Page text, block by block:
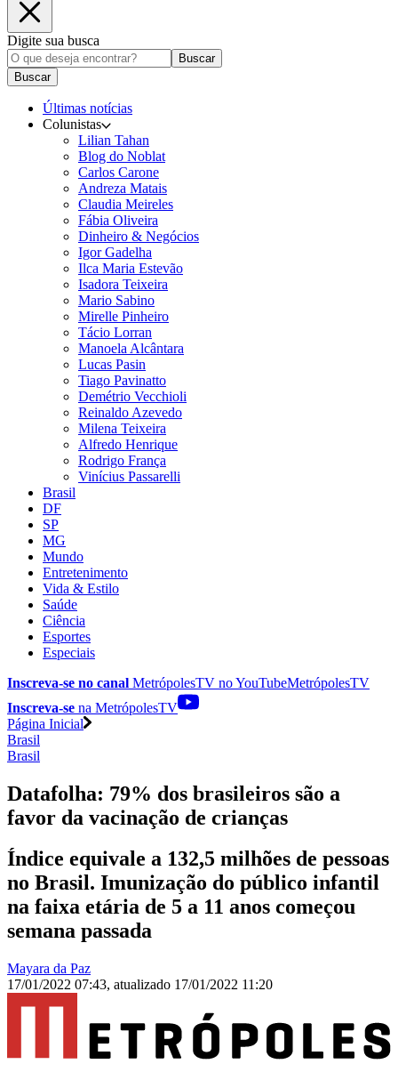
Digite sua busca
Buscar
Buscar
Últimas notícias
Colunistas
Lilian Tahan
Blog do Noblat
Carlos Carone
Andreza Matais
Claudia Meireles
Fábia Oliveira
Dinheiro & Negócios
Igor Gadelha
Ilca Maria Estevão
Isadora Teixeira
Mario Sabino
Mirelle Pinheiro
Tácio Lorran
Manoela Alcântara
Lucas Pasin
Tiago Pavinatto
Demétrio Vecchioli
Reinaldo Azevedo
Milena Teixeira
Alfredo Henrique
Rodrigo França
Vinícius Passarelli
Brasil
DF
SP
MG
Mundo
Entretenimento
Vida & Estilo
Saúde
Ciência
Esportes
Especiais
Inscreva-se no canal MetrópolesTV noYouTubeMetrópolesTV
Inscreva-se na MetrópolesTV
Página Inicial
Brasil
Brasil
Datafolha: 79% dos brasileiros são a
favor da vacinação de crianças
Índice equivale a 132,5 milhões de pessoas
no Brasil. Imunização do público infantil
na faixa etária de 5 a 11 anos começou
semana passada
Mayara da Paz
17/01/2022 07:43, atualizado 17/01/2022 11:20